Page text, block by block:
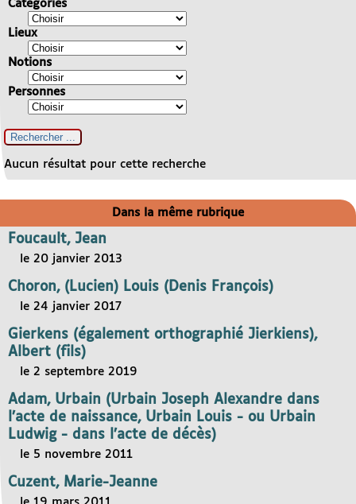
Catégories
Lieux
Notions
Personnes
Aucun résultat pour cette recherche
Dans la même rubrique
Foucault, Jean
le 20 janvier 2013
Choron, (Lucien) Louis (Denis François)
le 24 janvier 2017
Gierkens (également orthographié Jierkiens),
Albert (fils)
le 2 septembre 2019
Adam, Urbain (Urbain Joseph Alexandre dans
l’acte de naissance, Urbain Louis - ou Urbain
Ludwig - dans l’acte de décès)
le 5 novembre 2011
Cuzent, Marie-Jeanne